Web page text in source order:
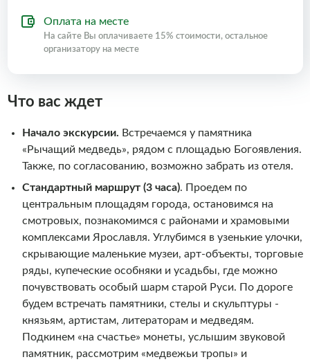
Оплата на месте
На сайте Вы оплачиваете 15% стоимости, остальное
организатору на месте
Что вас ждет
Начало экскурсии. Встречаемся у памятника
«Рычащий медведь», рядом с площадью Богоявления.
Также, по согласованию, возможно забрать из отеля.
Стандартный маршрут (3 часа). Проедем по
центральным площадям города, остановимся на
смотровых, познакомимся с районами и храмовыми
комплексами Ярославля. Углубимся в узенькие улочки,
скрывающие маленькие музеи, арт-объекты, торговые
ряды, купеческие особняки и усадьбы, где можно
почувствовать особый шарм старой Руси. По дороге
будем встречать памятники, стелы и скульптуры -
князьям, артистам, литераторам и медведям.
Подкинем «на счастье» монеты, услышим звуковой
памятник, рассмотрим «медвежьи тропы» и